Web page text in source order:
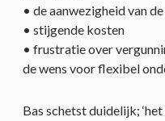
• de aanwezigheid van
• stijgende kosten
• frustratie over
de wens voor flexibel
Bas schetst duidelijk;